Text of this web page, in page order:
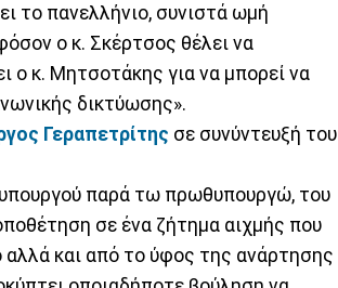
το πανελλήνιο, συνιστά ωμή
ο κ. Σκέρτσος θέλει να
ο κ. Μητσοτάκης για να μπορεί να
δικτύωσης».
Γεραπετρίτης σε συνύντευξή του
παρά τω πρωθυπουργώ, του
σε ένα ζήτημα αιχμής που
αλλά και από το ύφος της ανάρτησης